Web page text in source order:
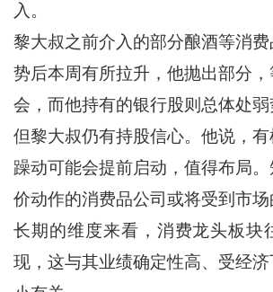
入。
黎大叔之前介入的部分酿酒等消
势后本周有所拉升，他抛出部分
会，而他持有的银行股则总体处弱
但黎大叔仍有持股信心。他说，
躁动可能会提前启动，值得布局
价动作的消费品公司或将受到市
长期的维度来看，消费龙头板块
现，这与其业绩确定性高、受经